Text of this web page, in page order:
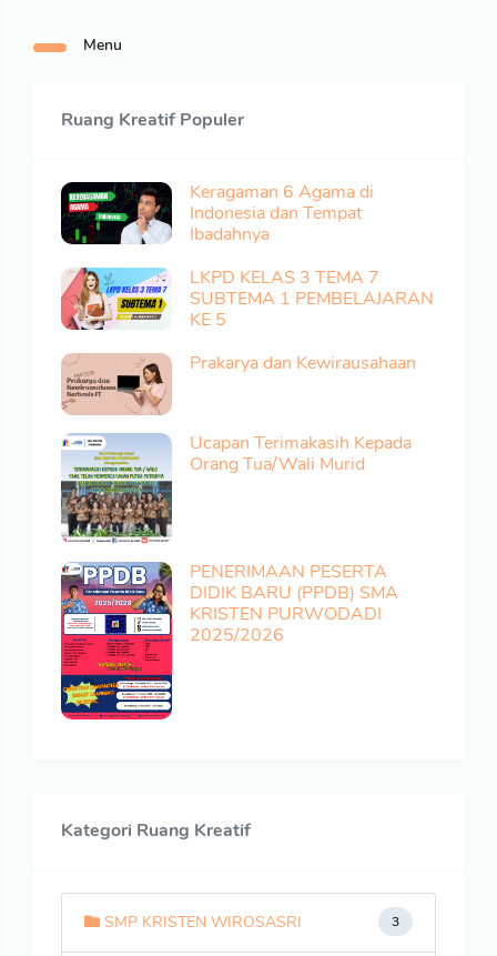
Menu
Ruang Kreatif Populer
Keragaman 6 Agama di
Indonesia dan Tempat
Ibadahnya
LKPD KELAS 3 TEMA 7
SUBTEMA 1 PEMBELAJARAN
KE 5
Prakarya dan Kewirausahaan
Ucapan Terimakasih Kepada
Orang Tua/Wali Murid
PENERIMAAN PESERTA
DIDIK BARU (PPDB) SMA
KRISTEN PURWODADI
2025/2026
Kategori Ruang Kreatif
SMP KRISTEN WIROSASRI 3